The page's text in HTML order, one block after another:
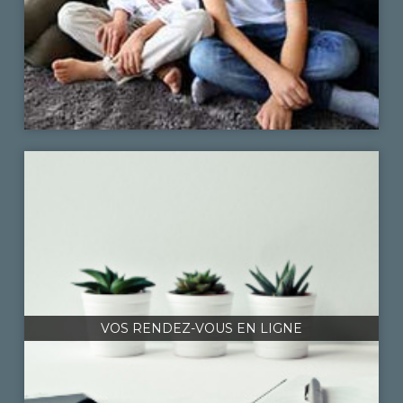
VOS RENDEZ-VOUS EN LIGNE